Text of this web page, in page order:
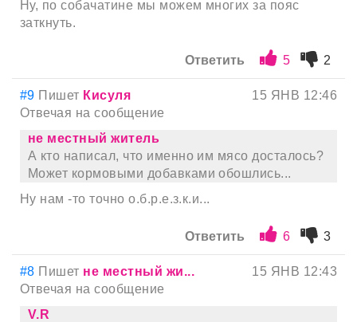
Ну, по собачатине мы можем многих за пояс
заткнуть.
Ответить 5 2
#9 Пишет Кисуля
15 ЯНВ 12:46
Отвечая на сообщение
не местный житель
А кто написал, что именно им мясо досталось?
Может кормовыми добавками обошлись...
Ну нам -то точно о.б.р.е.з.к.и...
Ответить 6 3
#8 Пишет не местный жи...
15 ЯНВ 12:43
Отвечая на сообщение
V.R